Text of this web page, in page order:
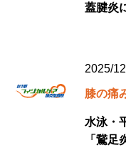
蓋腱炎
2025/
膝の痛
水泳・
「鵞